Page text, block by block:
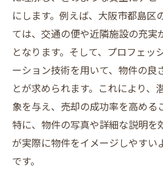
書類管理とその効率化
売却後のフォローアッ
資産を最大限に活用するた
ント
資産価値を高めるリノ
ト
インスペクションで明
にします。例えば、大阪市都島区
ては、交通の便や近隣施設の充実
となります。そして、プロフェッ
ーション技術を用いて、物件の良
とが求められます。これにより、
象を与え、売却の成功率を高める
特に、物件の写真や詳細な説明を
が実際に物件をイメージしやすい
です。